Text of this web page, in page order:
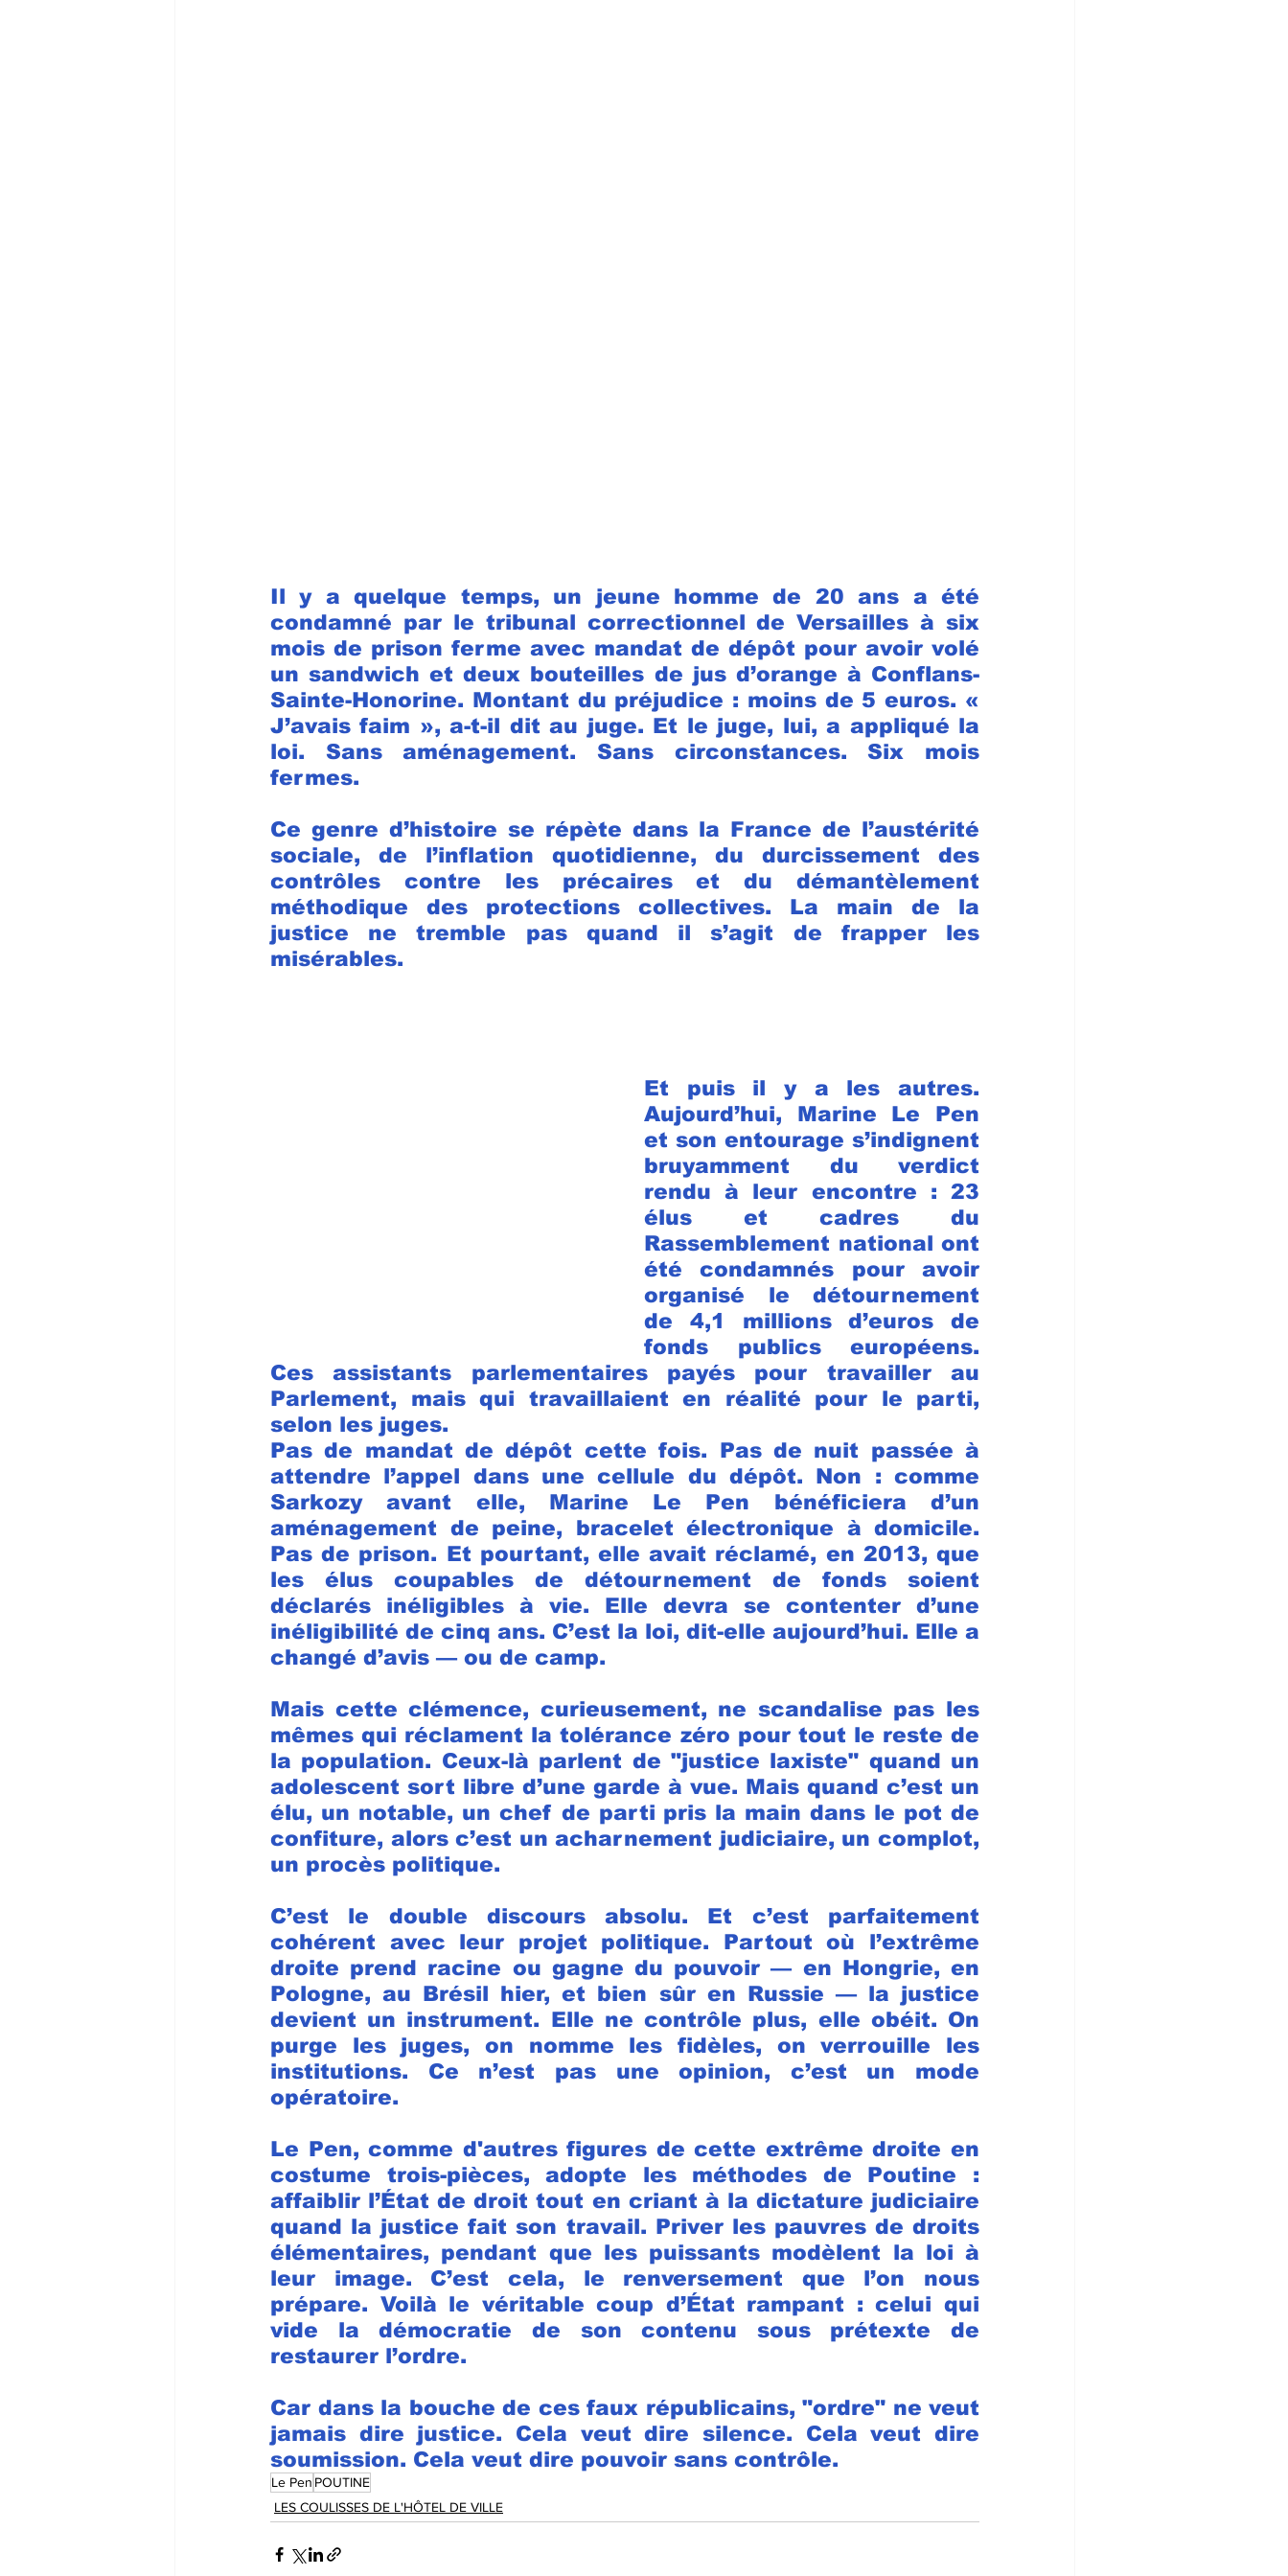
Il y a quelque temps, un jeune homme de 20 ans a été
condamné par le tribunal correctionnel de Versailles à six
mois de prison ferme avec mandat de dépôt pour avoir volé
un sandwich et deux bouteilles de jus d’orange à Conflans-
Sainte-Honorine. Montant du préjudice : moins de 5 euros. «
J’avais faim », a-t-il dit au juge. Et le juge, lui, a appliqué la
loi. Sans aménagement. Sans circonstances. Six mois
fermes.
Ce genre d’histoire se répète dans la France de l’austérité
sociale, de l’inflation quotidienne, du durcissement des
contrôles contre les précaires et du démantèlement
méthodique des protections collectives. La main de la
justice ne tremble pas quand il s’agit de frapper les
misérables.
Et puis il y a les autres.
Aujourd’hui, Marine Le Pen
et son entourage s’indignent
bruyamment du verdict
rendu à leur encontre : 23
élus et cadres du
Rassemblement national ont
été condamnés pour avoir
organisé le détournement
de 4,1 millions d’euros de
fonds publics européens.
Ces assistants parlementaires payés pour travailler au
Parlement, mais qui travaillaient en réalité pour le parti,
selon les juges.
Pas de mandat de dépôt cette fois. Pas de nuit passée à
attendre l’appel dans une cellule du dépôt. Non : comme
Sarkozy avant elle, Marine Le Pen bénéficiera d’un
aménagement de peine, bracelet électronique à domicile.
Pas de prison. Et pourtant, elle avait réclamé, en 2013, que
les élus coupables de détournement de fonds soient
déclarés inéligibles à vie. Elle devra se contenter d’une
inéligibilité de cinq ans. C’est la loi, dit-elle aujourd’hui. Elle a
changé d’avis — ou de camp.
Mais cette clémence, curieusement, ne scandalise pas les
mêmes qui réclament la tolérance zéro pour tout le reste de
la population. Ceux-là parlent de "justice laxiste" quand un
adolescent sort libre d’une garde à vue. Mais quand c’est un
élu, un notable, un chef de parti pris la main dans le pot de
confiture, alors c’est un acharnement judiciaire, un complot,
un procès politique.
C’est le double discours absolu. Et c’est parfaitement
cohérent avec leur projet politique. Partout où l’extrême
droite prend racine ou gagne du pouvoir — en Hongrie, en
Pologne, au Brésil hier, et bien sûr en Russie — la justice
devient un instrument. Elle ne contrôle plus, elle obéit. On
purge les juges, on nomme les fidèles, on verrouille les
institutions. Ce n’est pas une opinion, c’est un mode
opératoire.
Le Pen, comme d'autres figures de cette extrême droite en
costume trois-pièces, adopte les méthodes de Poutine :
affaiblir l’État de droit tout en criant à la dictature judiciaire
quand la justice fait son travail. Priver les pauvres de droits
élémentaires, pendant que les puissants modèlent la loi à
leur image. C’est cela, le renversement que l’on nous
prépare. Voilà le véritable coup d’État rampant : celui qui
vide la démocratie de son contenu sous prétexte de
restaurer l’ordre.
Car dans la bouche de ces faux républicains, "ordre" ne veut
jamais dire justice. Cela veut dire silence. Cela veut dire
soumission. Cela veut dire pouvoir sans contrôle.
Le Pen POUTINE
LES COULISSES DE L'HÔTEL DE VILLE